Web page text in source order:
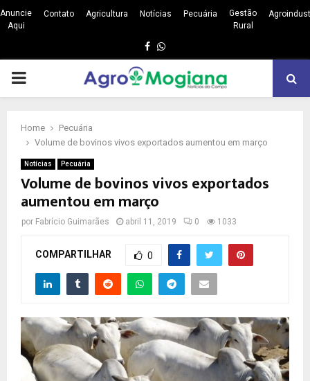
Anuncie
Aqui
Contato Agricultura Notícias Pecuária
Gestão
Rural
Facebook
Whatsapp
PRIMARY
Home
Pecuária
Volume de bovinos vivos exportados aumentou em março
Notícias Pecuária
Volume de bovinos vivos exportados
aumentou em março
por Fabrício Guimarães abril 11, 2019 0 1033
COMPARTILHAR 0